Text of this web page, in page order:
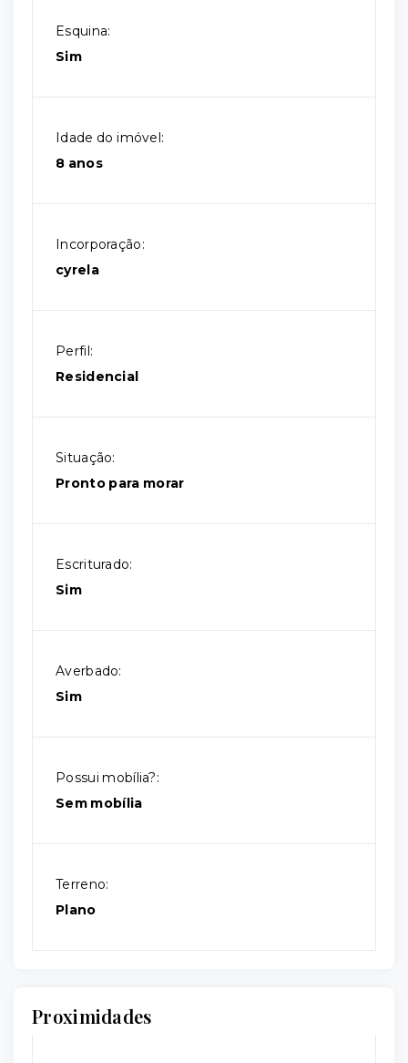
Esquina:
Sim
Idade do imóvel:
8 anos
Incorporação:
cyrela
Perfil:
Residencial
Situação:
Pronto para morar
Escriturado:
Sim
Averbado:
Sim
Possui mobília?:
Sem mobília
Terreno:
Plano
Proximidades